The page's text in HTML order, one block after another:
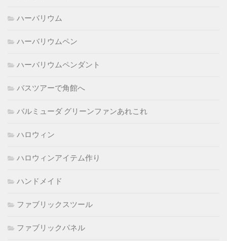
ハーバリウム
ハーバリウムペン
ハーバリウムペンダント
バスツアーで角館へ
バルミューダ グリーンファンあれこれ
ハロウィン
ハロウィンアイテム作り
ハンドメイド
ファブリックスツール
ファブリックパネル